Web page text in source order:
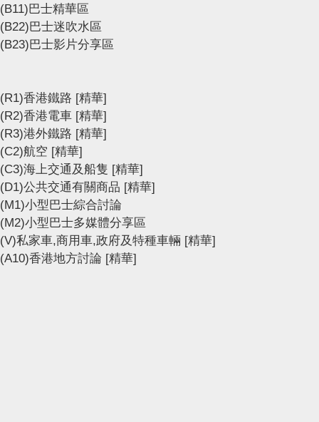
(B11)巴士精華區
(B22)巴士迷吹水區
(B23)巴士影片分享區
(R1)香港鐵路 [精華]
(R2)香港電車 [精華]
(R3)港外鐵路 [精華]
(C2)航空 [精華]
(C3)海上交通及船隻 [精華]
(D1)公共交通有關商品 [精華]
(M1)小型巴士綜合討論
(M2)小型巴士多媒體分享區
(V)私家車,商用車,政府及特種車輛 [精華]
(A10)香港地方討論 [精華]